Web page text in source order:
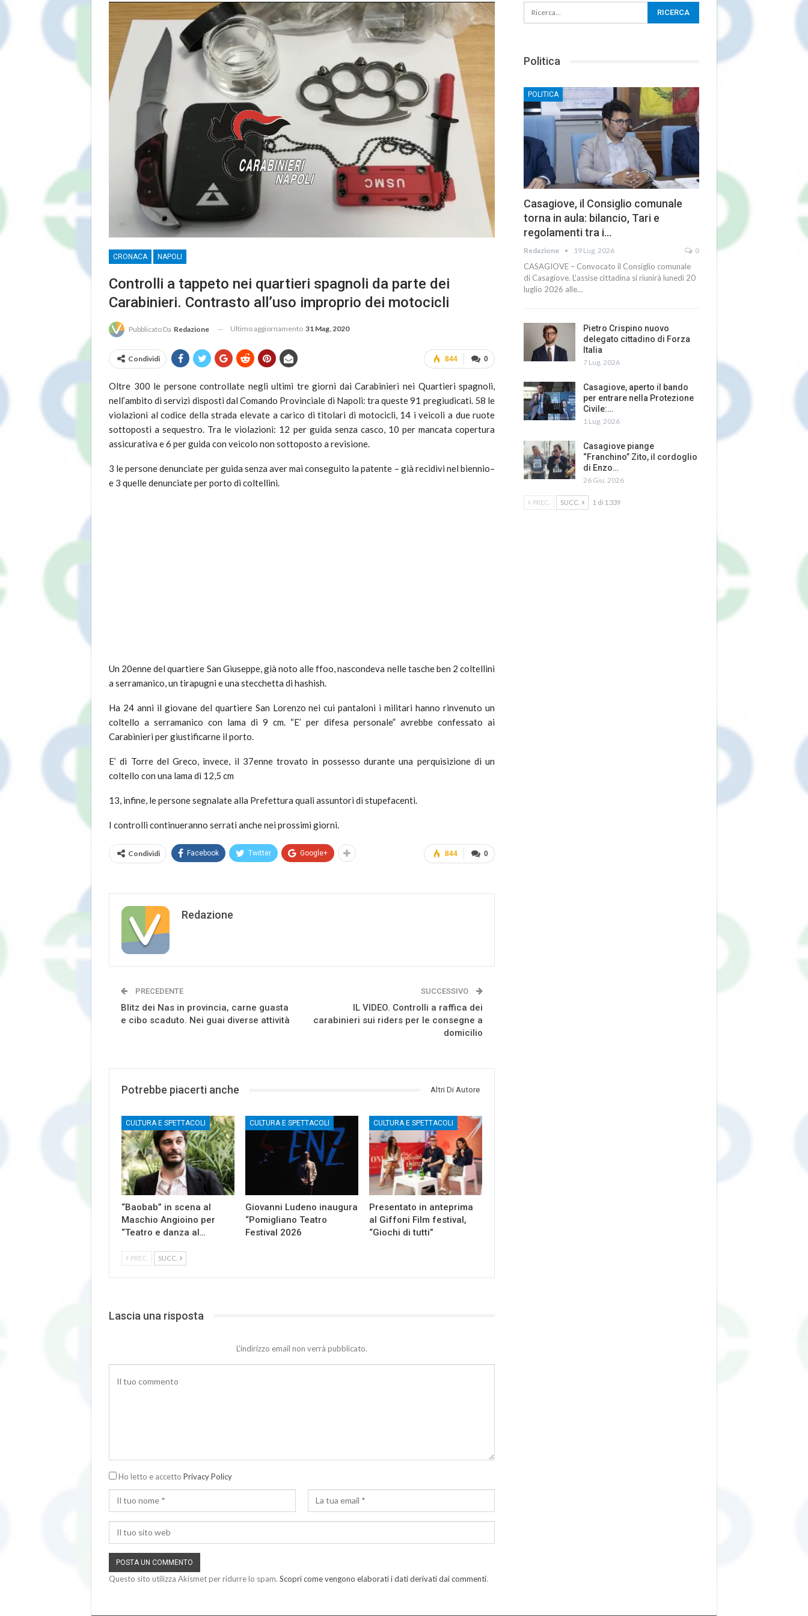
CRONACA NAPOLI
Controlli a tappeto nei quartieri spagnoli da parte dei
Carabinieri. Contrasto all’uso improprio dei motocicli
Pubblicato Da Redazione Ultimo aggiornamento 31 Mag, 2020
0
844
Condividi
Oltre 300 le persone controllate negli ultimi tre giorni dai Carabinieri nei Quartieri spagnoli,
nell’ambito di servizi disposti dal Comando Provinciale di Napoli: tra queste 91 pregiudicati. 58 le
violazioni al codice della strada elevate a carico di titolari di motocicli, 14 i veicoli a due ruote
sottoposti a sequestro. Tra le violazioni: 12 per guida senza casco, 10 per mancata copertura
assicurativa e 6 per guida con veicolo non sottoposto a revisione.
3 le persone denunciate per guida senza aver mai conseguito la patente – già recidivi nel biennio–
e 3 quelle denunciate per porto di coltellini.
Un 20enne del quartiere San Giuseppe, già noto alle ffoo, nascondeva nelle tasche ben 2 coltellini
a serramanico, un tirapugni e una stecchetta di hashish.
Ha 24 anni il giovane del quartiere San Lorenzo nei cui pantaloni i militari hanno rinvenuto un
coltello a serramanico con lama di 9 cm. “E’ per difesa personale” avrebbe confessato ai
Carabinieri per giustificarne il porto.
E’ di Torre del Greco, invece, il 37enne trovato in possesso durante una perquisizione di un
coltello con una lama di 12,5 cm
13, infine, le persone segnalate alla Prefettura quali assuntori di stupefacenti.
I controlli continueranno serrati anche nei prossimi giorni.
0
844
Condividi Facebook Twitter Google+
Redazione
PRECEDENTE
Blitz dei Nas in provincia, carne guasta
e cibo scaduto. Nei guai diverse attività
SUCCESSIVO
IL VIDEO. Controlli a raffica dei
carabinieri sui riders per le consegne a
domicilio
Potrebbe piacerti anche Altri Di Autore
CULTURA E SPETTACOLI
“Baobab” in scena al
Maschio Angioino per
“Teatro e danza al…
CULTURA E SPETTACOLI
Giovanni Ludeno inaugura
“Pomigliano Teatro
Festival 2026
CULTURA E SPETTACOLI
Presentato in anteprima
al Giffoni Film festival,
“Giochi di tutti”
PREC. SUCC.
Lascia una risposta
L'indirizzo email non verrà pubblicato.
Ho letto e accetto Privacy Policy
Questo sito utilizza Akismet per ridurre lo spam. Scopri come vengono elaborati i dati derivati dai commenti.
Politica
POLITICA
Casagiove, il Consiglio comunale
torna in aula: bilancio, Tari e
regolamenti tra i…
Redazione 19 Lug, 2026 0
CASAGIOVE – Convocato il Consiglio comunale
di Casagiove. L'assise cittadina si riunirà lunedì 20
luglio 2026 alle…
Pietro Crispino nuovo
delegato cittadino di Forza
Italia
7 Lug, 2026
Casagiove, aperto il bando
per entrare nella Protezione
Civile:…
1 Lug, 2026
Casagiove piange
“Franchino” Zito, il cordoglio
di Enzo…
26 Giu, 2026
PREC. SUCC. 1 di 1.339